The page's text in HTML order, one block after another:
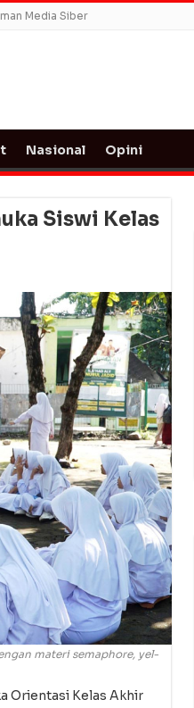
Media Siber
Nasional Opini
Siswi Kelas
materi semaphore, yel-
Orientasi Kelas Akhir